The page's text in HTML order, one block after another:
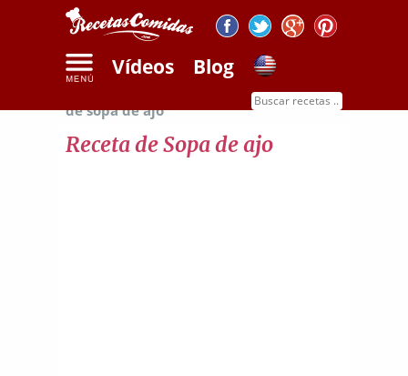
Vídeos Blog
Recetas de sopas y cremas
Receta
de sopa de ajo
Receta de Sopa de ajo